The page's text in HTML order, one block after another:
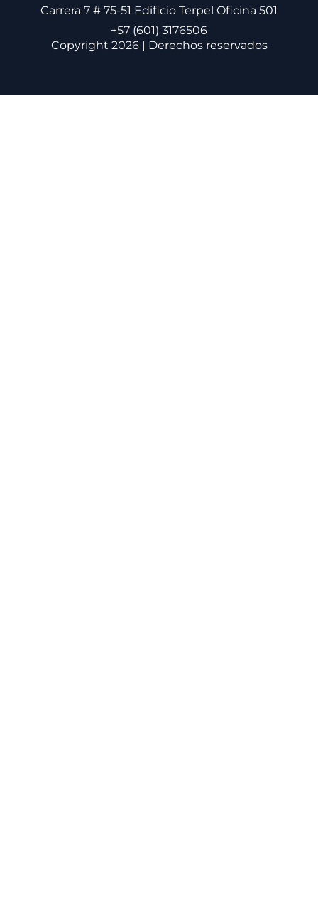
Carrera 7 # 75-51 Edificio Terpel Oficina 501
+57 (601) 3176506
Copyright 2026 | Derechos reservados